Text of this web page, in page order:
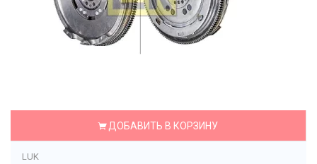
ДОБАВИТЬ В КОРЗИНУ
LUK